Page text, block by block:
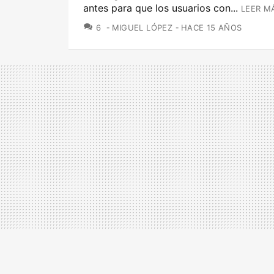
antes para que los usuarios con... LEER
6 COMENTARIOS
MIGUEL LÓPEZ HACE 15 AÑOS